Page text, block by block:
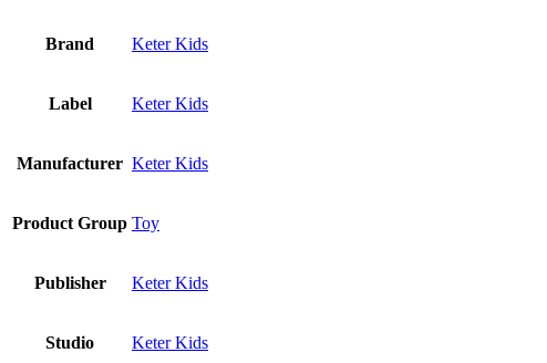
Brand Keter Kids
Label Keter Kids
Manufacturer Keter Kids
Product Group Toy
Publisher Keter Kids
Studio Keter Kids